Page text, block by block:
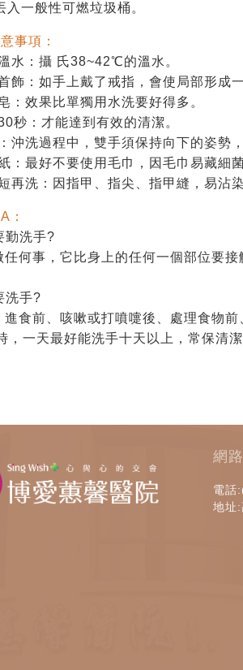
入一般性可燃垃圾桶。
事項：
水：攝 氏38~42℃的溫水。
飾：如手上戴了戒指，會使局部形成
：效果比單獨用水洗要好得多。
秒：才能達到有效的清潔。
沖洗過程中，雙手須保持向下的姿勢
：最好不要使用毛巾，因毛巾易藏細
再洗：因指甲、指尖、指甲縫，易沾染
：
勤洗手?
何事，它比身上的任何一個部位要
洗手?
進食前、咳嗽或打噴嚏後、處理食物
，一天最好能洗手十天以上，常保清潔
網
電話
地址